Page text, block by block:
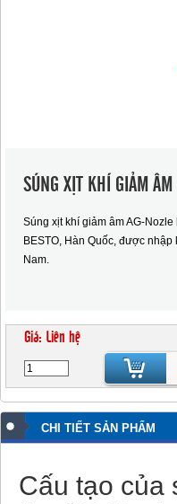
SÚNG XỊT KHÍ GIẢM ÂM
Súng xịt khí giảm âm AG-
BESTO, Hàn Quốc, được
Nam.
Giá: Liên hệ
CHI TIẾT SẢN PHẨM
Cấu tạo của